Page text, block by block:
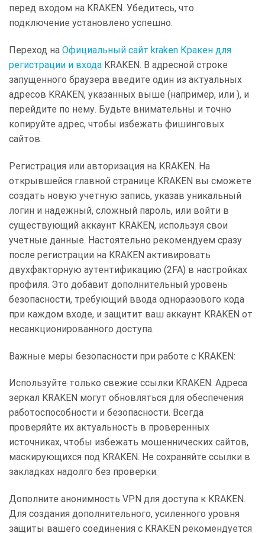
перед входом на KRAKEN. Убедитесь, что
подключение установлено успешно.
Переход на Официальный сайт kraken Кракен для
регистрации и входа KRAKEN. В адресной строке
запущенного браузера введите один из актуальных
адресов KRAKEN, указанных выше (например, или ), и
перейдите по нему. Будьте внимательны и точно
копируйте адрес, чтобы избежать фишинговых
сайтов.
Регистрация или авторизация на KRAKEN. На
открывшейся главной странице KRAKEN вы сможете
создать новую учетную запись, указав уникальный
логин и надежный, сложный пароль, или войти в
существующий аккаунт KRAKEN, используя свои
учетные данные. Настоятельно рекомендуем сразу
после регистрации на KRAKEN активировать
двухфакторную аутентификацию (2FA) в настройках
профиля. Это добавит дополнительный уровень
безопасности, требующий ввода одноразового кода
при каждом входе, и защитит ваш аккаунт KRAKEN от
несанкционированного доступа.
Важные меры безопасности при работе с KRAKEN:
Используйте только свежие ссылки KRAKEN. Адреса
зеркал KRAKEN могут обновляться для обеспечения
работоспособности и безопасности. Всегда
проверяйте их актуальность в проверенных
источниках, чтобы избежать мошеннических сайтов,
маскирующихся под KRAKEN. Не сохраняйте ссылки в
закладках надолго без проверки.
Дополните анонимность VPN для доступа к KRAKEN.
Для создания дополнительного, усиленного уровня
защиты вашего соединения с KRAKEN рекомендуется